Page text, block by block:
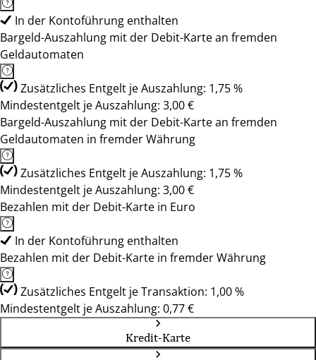
In der Kontoführung enthalten
Bargeld-Auszahlung mit der Debit-Karte an fremden
Geldautomaten
Zusätzliches Entgelt je Auszahlung: 1,75 %
Mindestentgelt je Auszahlung: 3,00 €
Bargeld-Auszahlung mit der Debit-Karte an fremden
Geldautomaten in fremder Währung
Zusätzliches Entgelt je Auszahlung: 1,75 %
Mindestentgelt je Auszahlung: 3,00 €
Bezahlen mit der Debit-Karte in Euro
In der Kontoführung enthalten
Bezahlen mit der Debit-Karte in fremder Währung
Zusätzliches Entgelt je Transaktion: 1,00 %
Mindestentgelt je Auszahlung: 0,77 €
Kredit-Karte